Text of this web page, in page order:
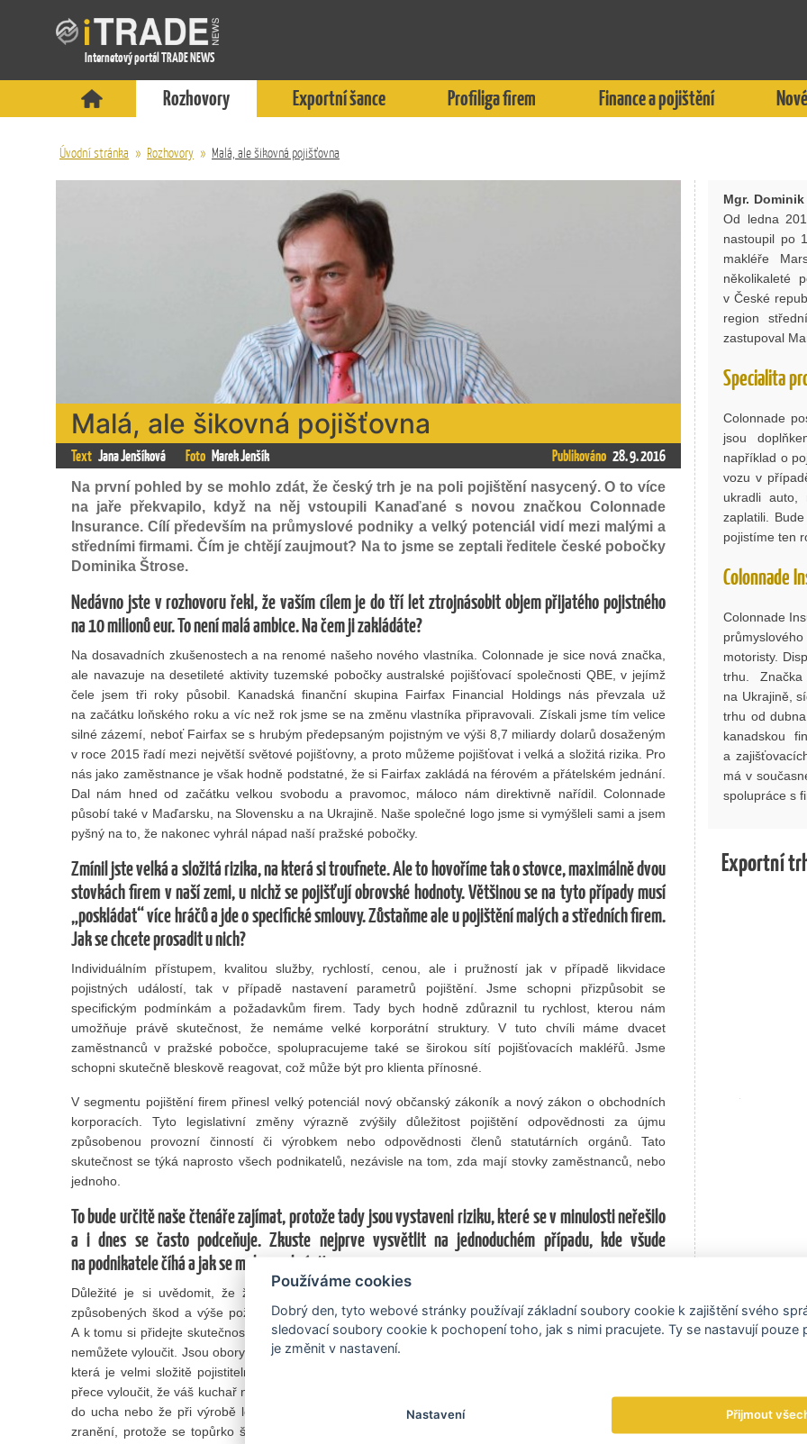
Internetový portál TRADE NEWS
Rozhovory Exportní šance Profiliga firem Finance a pojištění
Úvodní stránka » Rozhovory » Malá, ale šikovná pojišťovna
Malá, ale šikovná pojišťovna
Text Jana Jenšíková Foto Marek Jenšík Publikováno 28. 9. 2016
Na první pohled by se mohlo zdát, že český trh je na poli pojištění nasycený. O to více
na jaře překvapilo, když na něj vstoupili Kanaďané s novou značkou Colonnade
Insurance. Cílí především na průmyslové podniky a velký potenciál vidí mezi malými a
středními firmami. Čím je chtějí zaujmout? Na to jsme se zeptali ředitele české pobočky
Dominika Štrose.
Nedávno jste v rozhovoru řekl, že vaším cílem je do tří let ztrojnásobit objem přijatého pojistného
na 10 milionů eur. To není malá ambice. Na čem ji zakládáte?
Na dosavadních zkušenostech a na renomé našeho nového vlastníka. Colonnade je sice nová značka,
ale navazuje na desetileté aktivity tuzemské pobočky australské pojišťovací společnosti QBE, v jejímž
čele jsem tři roky působil. Kanadská finanční skupina Fairfax Financial Holdings nás převzala už
na začátku loňského roku a víc než rok jsme se na změnu vlastníka připravovali. Získali jsme tím velice
silné zázemí, neboť Fairfax se s hrubým předepsaným pojistným ve výši 8,7 miliardy dolarů dosaženým
v roce 2015 řadí mezi největší světové pojišťovny, a proto můžeme pojišťovat i velká a složitá rizika. Pro
nás jako zaměstnance je však hodně podstatné, že si Fairfax zakládá na férovém a přátelském jednání.
Dal nám hned od začátku velkou svobodu a pravomoc, máloco nám direktivně nařídil. Colonnade
působí také v Maďarsku, na Slovensku a na Ukrajině. Naše společné logo jsme si vymýšleli sami a jsem
pyšný na to, že nakonec vyhrál nápad naší pražské pobočky.
Zmínil jste velká a složitá rizika, na která si troufnete. Ale to hovoříme tak o stovce, maximálně dvou
stovkách firem v naší zemi, u nichž se pojišťují obrovské hodnoty. Většinou se na tyto případy musí
„poskládat“ více hráčů a jde o specifické smlouvy. Zůstaňme ale u pojištění malých a středních firem.
Jak se chcete prosadit u nich?
Individuálním přístupem, kvalitou služby, rychlostí, cenou, ale i pružností jak v případě likvidace
pojistných událostí, tak v případě nastavení parametrů pojištění. Jsme schopni přizpůsobit se
specifickým podmínkám a požadavkům firem. Tady bych hodně zdůraznil tu rychlost, kterou nám
umožňuje právě skutečnost, že nemáme velké korporátní struktury. V tuto chvíli máme dvacet
zaměstnanců v pražské pobočce, spolupracujeme také se širokou sítí pojišťovacích makléřů. Jsme
schopni skutečně bleskově reagovat, což může být pro klienta přínosné.
V segmentu pojištění firem přinesl velký potenciál nový občanský zákoník a nový zákon o obchodních
korporacích. Tyto legislativní změny výrazně zvýšily důležitost pojištění odpovědnosti za újmu
způsobenou provozní činností či výrobkem nebo odpovědnosti členů statutárních orgánů. Tato
skutečnost se týká naprosto všech podnikatelů, nezávisle na tom, zda mají stovky zaměstnanců, nebo
jednoho.
To bude určitě naše čtenáře zajímat, protože tady jsou vystaveni riziku, které se v minulosti neřešilo
a i dnes se často podceňuje. Zkuste nejprve vysvětlit na jednoduchém případu, kde všude
na podnikatele číhá a jak se mohou uchránit.
Důležité je si uvědomit, že žijeme v době zvyšujícího se množství právních sporů právě na poli
způsobených škod a výše požadovaných odškodnění se pohybuje v mnohem vyšší rovině než dříve.
A k tomu si přidejte skutečnost, že chybu může udělat každý, tedy sebe ani svého zaměstnance z toho
nemůžete vyloučit. Jsou obory, kde je toto riziko vysoké, například ve zdravotnictví, ale to je také oblast,
která je velmi složitě pojistitelná. Skutečné riziko se však týká téměř každého podnikatele. Nemůžete
přece vyloučit, že váš kuchař neuvaří v restauraci omylem závadné jídlo, že kadeřnice někoho nestřihne
do ucha nebo že při výrobě lopaty nepoužijete vadný materiál, který pak při použití někomu způsobí
zranění, protože se topůrko štípne. Ale týká se to také finančních ztrát nebo třeba škody na věcech,
Mgr.
Od ledna
nastoupil po
makléře
několikaleté
v České
region
zastupoval
Specialita
Colonnade
jsou
například o
vozu v
ukradli auto,
zaplatili.
pojistíme ten
Colonnade
Colonnade
motoristy.
trhu.
na Ukrajině,
trhu od
kanadskou
a
má v
spolupráce s
Exportní
Používáme cookies
Dobrý den, tyto webové stránky používají základní soubory cookie k zajištění svého
sledovací soubory cookie k pochopení toho, jak s nimi pracujete. Ty se nastavují pouze
je změnit v nastavení.
Nastavení Přijmout